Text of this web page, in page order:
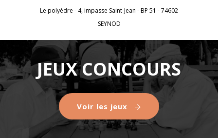
Le polyèdre - 4, impasse Saint-Jean - BP 51 - 74602
SEYNOD
JEUX CONCOURS
Voir les jeux